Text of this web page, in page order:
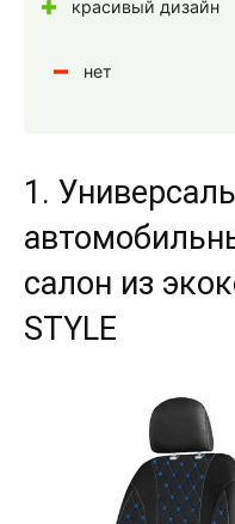
красивый дизайн
нет
1.
салон из
STYLE